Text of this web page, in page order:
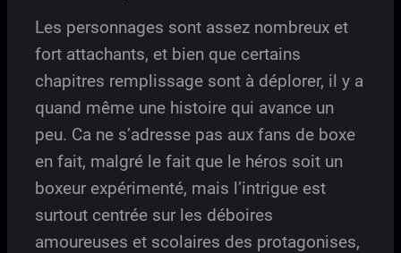
Les personnages sont assez nombreux et
fort attachants, et bien que certains
chapitres remplissage sont à déplorer, il y a
quand même une histoire qui avance un
peu. Ca ne s’adresse pas aux fans de boxe
en fait, malgré le fait que le héros soit un
boxeur expérimenté, mais l’intrigue est
surtout centrée sur les déboires
amoureuses et scolaires des protagonises,